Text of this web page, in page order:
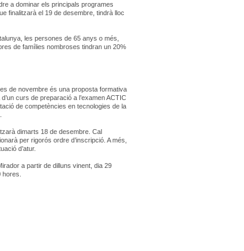
a dominar els principals programes
finalitzarà el 19 de desembre, tindrà lloc
les persones de 65 anys o més,
de famílies nombroses tindran un 20%
de novembre és una proposta formativa
curs de preparació a l’examen ACTIC
de competències en tecnologies de la
dimarts 18 de desembre. Cal
per rigorós ordre d’inscripció. A més,
d’atur.
a partir de dilluns vinent, dia 29